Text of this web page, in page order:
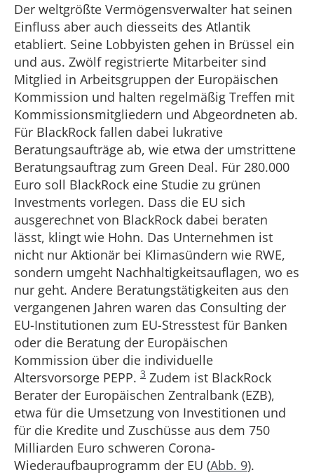
Der weltgrößte Vermögensverwalter hat seinen
Einfluss aber auch diesseits des Atlantik
etabliert. Seine Lobbyisten gehen in Brüssel ein
und aus. Zwölf registrierte Mitarbeiter sind
Mitglied in Arbeitsgruppen der Europäischen
Kommission und halten regelmäßig Treffen mit
Kommissionsmitgliedern und Abgeordneten ab.
Für BlackRock fallen dabei lukrative
Beratungsaufträge ab, wie etwa der umstrittene
Beratungsauftrag zum Green Deal. Für 280.000
Euro soll BlackRock eine Studie zu grünen
Investments vorlegen. Dass die EU sich
ausgerechnet von BlackRock dabei beraten
lässt, klingt wie Hohn. Das Unternehmen ist
nicht nur Aktionär bei Klimasündern wie RWE,
sondern umgeht Nachhaltigkeitsauflagen, wo es
nur geht. Andere Beratungstätigkeiten aus den
vergangenen Jahren waren das Consulting der
EU-Institutionen zum EU-Stresstest für Banken
oder die Beratung der Europäischen
Kommission über die individuelle
Altersvorsorge PEPP. 3 Zudem ist BlackRock
Berater der Europäischen Zentralbank (EZB),
etwa für die Umsetzung von Investitionen und
für die Kredite und Zuschüsse aus dem 750
Milliarden Euro schweren Corona-
Wiederaufbauprogramm der EU (Abb. 9).